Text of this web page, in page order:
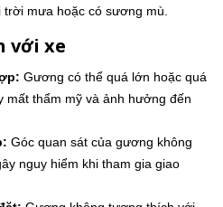
mưa hoặc có sương mù.
với xe
Gương có thể quá lớn hoặc quá
mất thẩm mỹ và ảnh hưởng đến
Góc quan sát của gương không
nguy hiểm khi tham gia giao